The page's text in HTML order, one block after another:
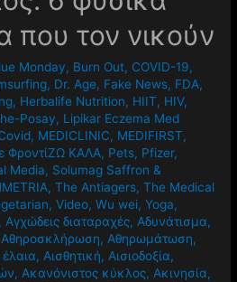
που τον νικούν
Monday, Burn Out, COVID-19,
, Dr. Age, Fake News, FDA,
, Herbalife Nutrition, HIIT, HIV,
Posay, Lipikar Eczema Med
, MEDICLINIC, MEDIFIRST,
ΦροντίΖΩ ΚΑΛΑ, Pets, Pfizer,
Media, Solumag Saffron &
,The Antiagers,The Medical
,Video,Wu wei,Yoga,
,Αγχώδεις διαταραχές,Αδυνάτισμα,
Αθηροσκλήρωση,Αθηρωμάτωση,
έλαια,Αισθητική,Αισιοδοξία,
,Ακανόνιστος κύκλος,Ακινησία,